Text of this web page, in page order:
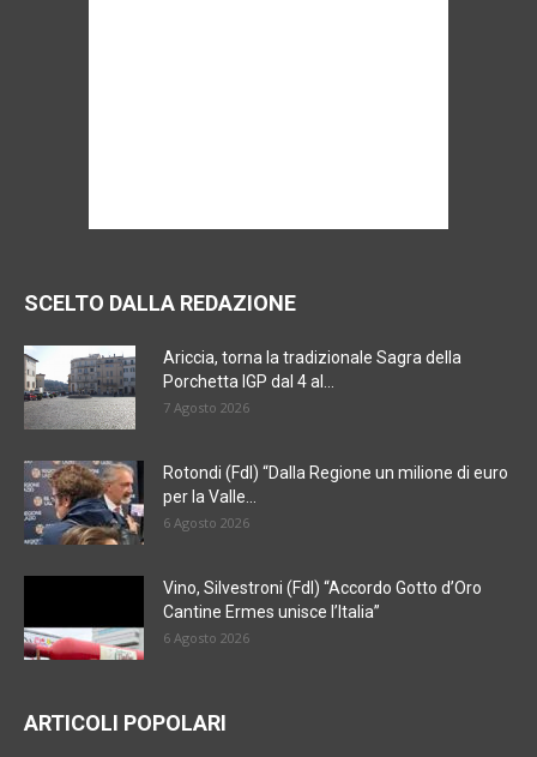
SCELTO DALLA REDAZIONE
Ariccia, torna la tradizionale Sagra della
Porchetta IGP dal 4 al...
7 Agosto 2026
Rotondi (FdI) “Dalla Regione un milione di euro
per la Valle...
6 Agosto 2026
Vino, Silvestroni (FdI) “Accordo Gotto d’Oro
Cantine Ermes unisce l’Italia”
6 Agosto 2026
ARTICOLI POPOLARI